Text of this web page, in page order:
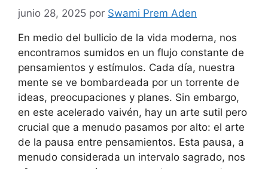
junio 28, 2025 por Swami Prem Aden
En medio del bullicio de la vida moderna, nos
encontramos sumidos en un flujo constante de
pensamientos y estímulos. Cada día, nuestra
mente se ve bombardeada por un torrente de
ideas, preocupaciones y planes. Sin embargo,
en este acelerado vaivén, hay un arte sutil pero
crucial que a menudo pasamos por alto: el arte
de la pausa entre pensamientos. Esta pausa, a
menudo considerada un intervalo sagrado, nos